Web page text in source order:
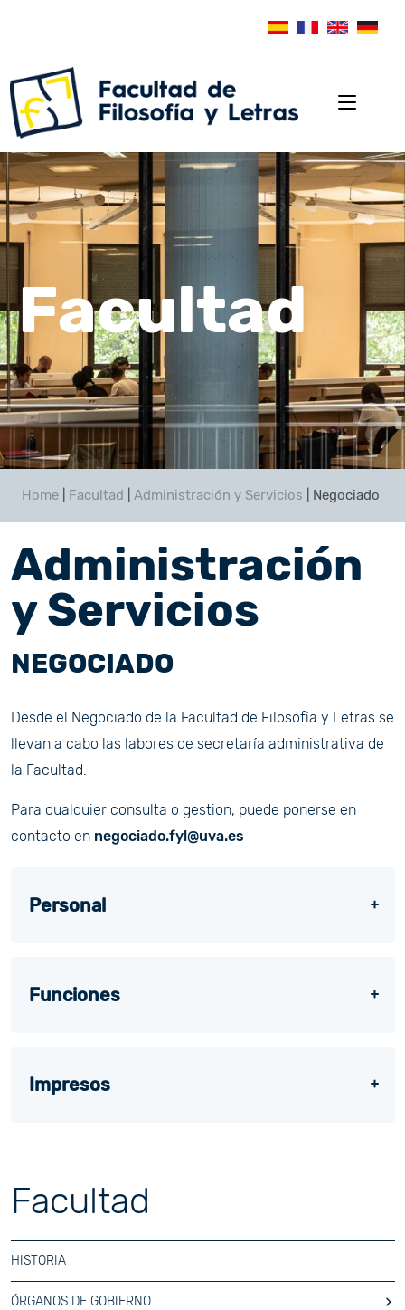
Facultad
Home Facultad Administración y Servicios Negociado
Administración
y Servicios
NEGOCIADO
Desde el Negociado de la Facultad de Filosofía y Letras se
llevan a cabo las labores de secretaría administrativa de
la Facultad.
Para cualquier consulta o gestion, puede ponerse en
contacto en negociado.fyl@uva.es
Personal
Funciones
Impresos
Facultad
HISTORIA
ÓRGANOS DE GOBIERNO